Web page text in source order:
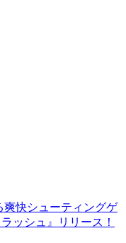
爽快シューティングゲ
ッシュ』リリース！